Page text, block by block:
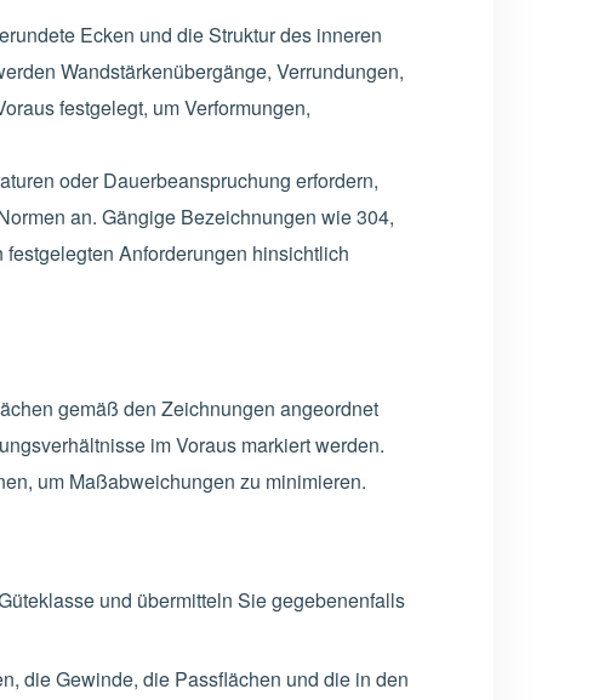
Ecken und die Struktur des inneren
Wandstärkenübergänge, Verrundungen,
festgelegt, um Verformungen,
oder Dauerbeanspruchung erfordern,
an. Gängige Bezeichnungen wie 304,
Anforderungen hinsichtlich
gemäß den Zeichnungen angeordnet
im Voraus markiert werden.
um Maßabweichungen zu minimieren.
und übermitteln Sie gegebenenfalls
die Gewinde, die Passflächen und die in den